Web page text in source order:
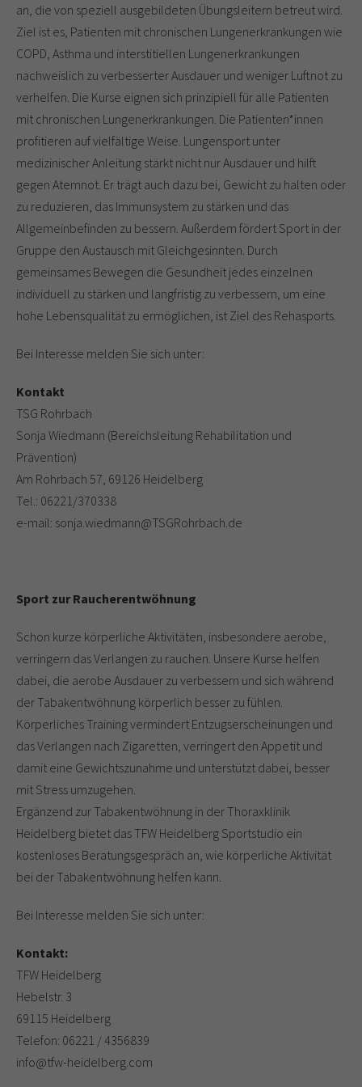
an, die von speziell ausgebildeten Übungsleitern betreut wird.
Ziel ist es, Patienten mit chronischen Lungenerkrankungen wie
COPD, Asthma und interstitiellen Lungenerkrankungen
nachweislich zu verbesserter Ausdauer und weniger Luftnot zu
verhelfen. Die Kurse eignen sich prinzipiell für alle Patienten
mit chronischen Lungenerkrankungen. Die Patienten*innen
profitieren auf vielfältige Weise. Lungensport unter
medizinischer Anleitung stärkt nicht nur Ausdauer und hilft
gegen Atemnot. Er trägt auch dazu bei, Gewicht zu halten oder
zu reduzieren, das Immunsystem zu stärken und das
Allgemeinbefinden zu bessern. Außerdem fördert Sport in der
Gruppe den Austausch mit Gleichgesinnten. Durch
gemeinsames Bewegen die Gesundheit jedes einzelnen
individuell zu stärken und langfristig zu verbessern, um eine
hohe Lebensqualität zu ermöglichen, ist Ziel des Rehasports.
Bei Interesse melden Sie sich unter:
Kontakt
TSG Rohrbach
Sonja Wiedmann (Bereichsleitung Rehabilitation und
Prävention)
Am Rohrbach 57, 69126 Heidelberg
Tel.: 06221/370338
e-mail: sonja.wiedmann@TSGRohrbach.de
Sport zur Raucherentwöhnung
Schon kurze körperliche Aktivitäten, insbesondere aerobe,
verringern das Verlangen zu rauchen. Unsere Kurse helfen
dabei, die aerobe Ausdauer zu verbessern und sich während
der Tabakentwöhnung körperlich besser zu fühlen.
Körperliches Training vermindert Entzugserscheinungen und
das Verlangen nach Zigaretten, verringert den Appetit und
damit eine Gewichtszunahme und unterstützt dabei, besser
mit Stress umzugehen.
Ergänzend zur Tabakentwöhnung in der Thoraxklinik
Heidelberg bietet das TFW Heidelberg Sportstudio ein
kostenloses Beratungsgespräch an, wie körperliche Aktivität
bei der Tabakentwöhnung helfen kann.
Bei Interesse melden Sie sich unter:
Kontakt:
TFW Heidelberg
Hebelstr. 3
69115 Heidelberg
Telefon: 06221 / 4356839
info@tfw-heidelberg.com